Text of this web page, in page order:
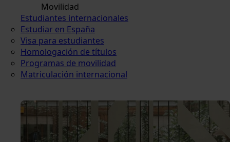
Movilidad
Estudiantes internacionales
Estudiar en España
Visa para estudiantes
Homologación de títulos
Programas de movilidad
Matriculación internacional